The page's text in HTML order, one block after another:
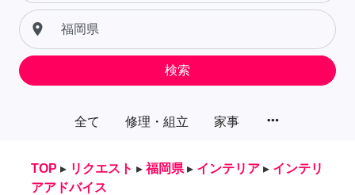
全て 修理・組立 家事 more_horiz
place
検索
TOP ▸ リクエスト ▸ 福岡県 ▸ インテリア ▸ インテリ
アアドバイス